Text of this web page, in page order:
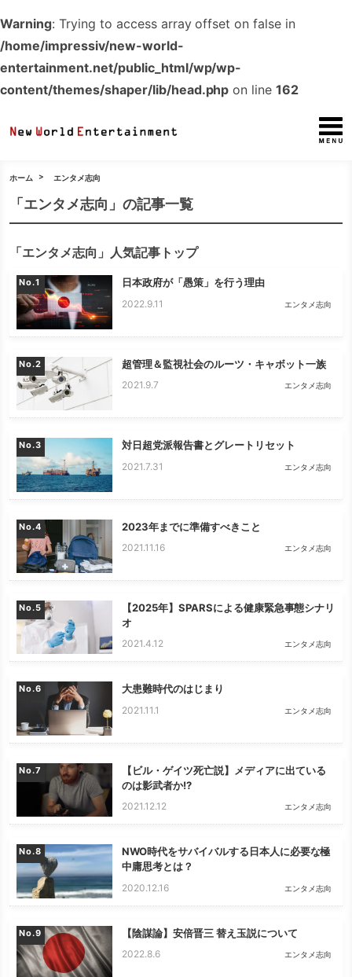
Warning: Trying to access array offset on false in
/home/impressiv/new-world-
entertainment.net/public_html/wp/wp-
content/themes/shaper/lib/head.php on line162
ホーム エンタメ志向
「エンタメ志向」の記事一覧
「エンタメ志向」人気記事トップ
No. 日本政府が「愚策」を行う理由
2022.9.11 エンタメ志向
No. 超管理＆監視社会のルーツ・キャボット一族
2021.9.7 エンタメ志向
No. 対日超党派報告書とグレートリセット
2021.7.31 エンタメ志向
No. 2023年までに準備すべきこと
2021.11.16 エンタメ志向
No.
【2025年】SPARSによる健康緊急事態シナリ
オ
2021.4.12 エンタメ志向
No. 大患難時代のはじまり
2021.11.1 エンタメ志向
No.
【ビル・ゲイツ死亡説】メディアに出ている
のは影武者か!?
2021.12.12 エンタメ志向
No.
NWO時代をサバイバルする日本人に必要な極
中庸思考とは？
2020.12.16 エンタメ志向
No. 【陰謀論】安倍晋三 替え玉説について
2022.8.6 エンタメ志向